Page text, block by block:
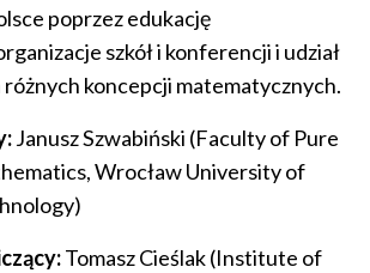
poprzez edukację
szkół i konferencji i udział
koncepcji matematycznych.
Janusz Szwabiński (Faculty of Pure
Wrocław University of
Tomasz Cieślak (Institute of